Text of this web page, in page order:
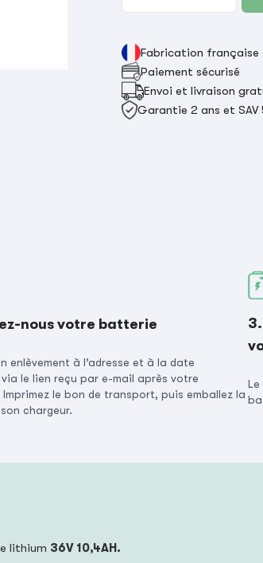
Fabrication française
Paiement sécurisé
Envoi et livraison
Garantie 2 ans et SAV
nous votre batterie
enlèvement à l’adresse et à la date
le lien reçu par e-mail après votre
Imprimez le bon de transport, puis emballez la
chargeur.
lithium 36V 10,4AH.